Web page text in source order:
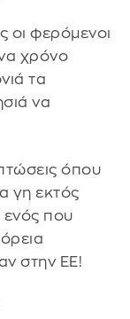
οι φερόμενοι
χρόνο
τα
να
όπου
γη εκτός
ενός που
στην ΕΕ!